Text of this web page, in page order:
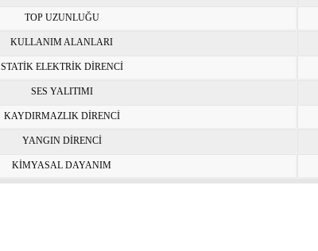
TOP UZUNLUĞU
KULLANIM ALANLARI
STATİK ELEKTRİK DİRENCİ
SES YALITIMI
KAYDIRMAZLIK DİRENCİ
YANGIN DİRENCİ
KİMYASAL DAYANIM